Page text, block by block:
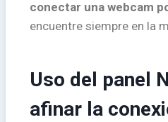
conectar una webcam
encuentre siempre en la
Uso del panel
afinar la